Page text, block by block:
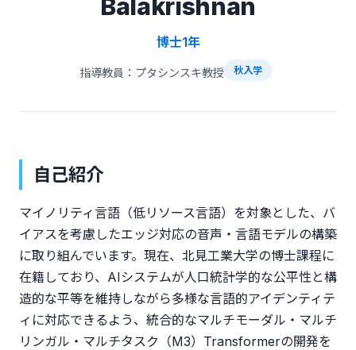
Balakrishnan
博士1年
指導教員：プタシンスキ教授 秋入学
自己紹介
マイノリティ言語（低リソース言語）を対象とした、バ
イアスを考慮したエッジ対応の音声・言語モデルの構築
に取り組んでいます。現在、北見工業大学の博士課程に
在籍しており、AIシステムが人口統計学的な公平性と構
造的な平等を維持しながら多様な言語的アイデンティテ
ィに対応できるよう、統合的なマルチモーダル・マルチ
リンガル・マルチタスク（M3）Transformerの開発を